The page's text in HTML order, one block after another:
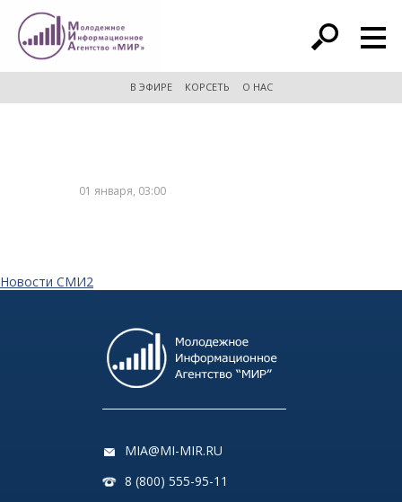
расширенный поиск
В ЭФИРЕ КОРСЕТЬ О НАС
01 января, 03:00
Новости СМИ2
MIA@MI-MIR.RU
8 (800) 555-95-11